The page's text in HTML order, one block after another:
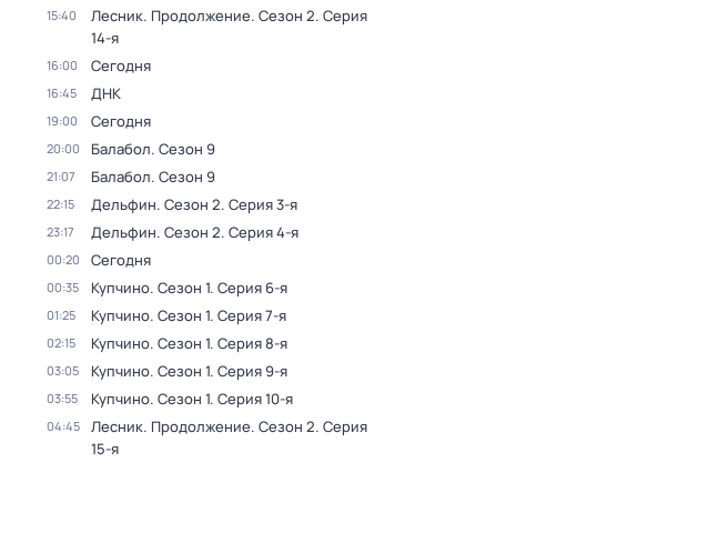
15:40 Лесник. Продолжение. Сезон 2. Серия
14-я
16:00 Сегодня
16:45 ДНК
19:00 Сегодня
20:00 Балабол. Сезон 9
21:07 Балабол. Сезон 9
22:15 Дельфин. Сезон 2. Серия 3-я
23:17 Дельфин. Сезон 2. Серия 4-я
00:20 Сегодня
00:35 Купчино. Сезон 1. Серия 6-я
01:25 Купчино. Сезон 1. Серия 7-я
02:15 Купчино. Сезон 1. Серия 8-я
03:05 Купчино. Сезон 1. Серия 9-я
03:55 Купчино. Сезон 1. Серия 10-я
04:45 Лесник. Продолжение. Сезон 2. Серия
15-я